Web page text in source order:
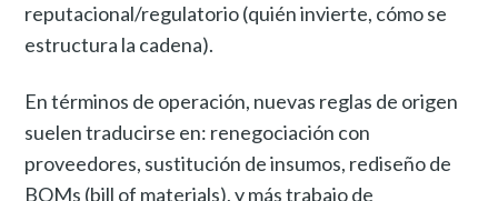
reputacional/regulatorio (quién invierte, cómo se
estructura la cadena).
En términos de operación, nuevas reglas de origen
suelen traducirse en: renegociación con
proveedores, sustitución de insumos, rediseño de
BOMs (bill of materials), y más trabajo de